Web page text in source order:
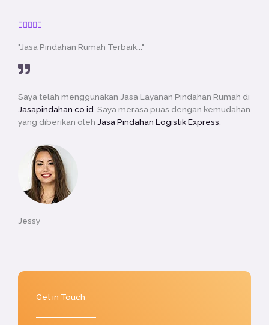

t
o
u
t
f
5
"Jasa Pindahan Rumah Terbaik..."
Saya telah menggunakan Jasa Layanan Pindahan Rumah di
Jasapindahan.co.id. Saya merasa puas dengan kemudahan
yang diberikan oleh Jasa Pindahan Logistik Express
Jessy
Get in Touch